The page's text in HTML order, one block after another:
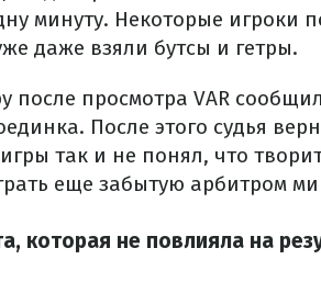
минуту. Некоторые игроки
даже взяли бутсы и гетры.
после просмотра VAR
После этого судья
так и не понял, что
еще забытую арбитром
которая не повлияла на